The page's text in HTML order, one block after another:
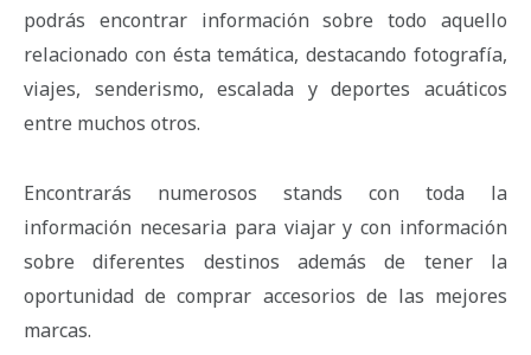
podrás encontrar información sobre todo aquello
relacionado con ésta temática, destacando fotografía,
viajes, senderismo, escalada y deportes acuáticos
entre muchos otros.
Encontrarás numerosos stands con toda la
información necesaria para viajar y con información
sobre diferentes destinos además de tener la
oportunidad de comprar accesorios de las mejores
marcas.